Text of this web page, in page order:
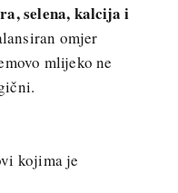
selena, kalcija i
omjer
mlijeko ne
kojima je